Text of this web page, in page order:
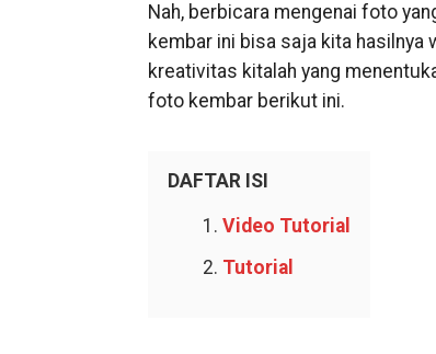
Nah, berbicara mengenai foto
kembar ini bisa saja kita hasilnya
kreativitas kitalah yang
foto kembar berikut ini.
DAFTAR ISI
Video Tutorial
Tutorial